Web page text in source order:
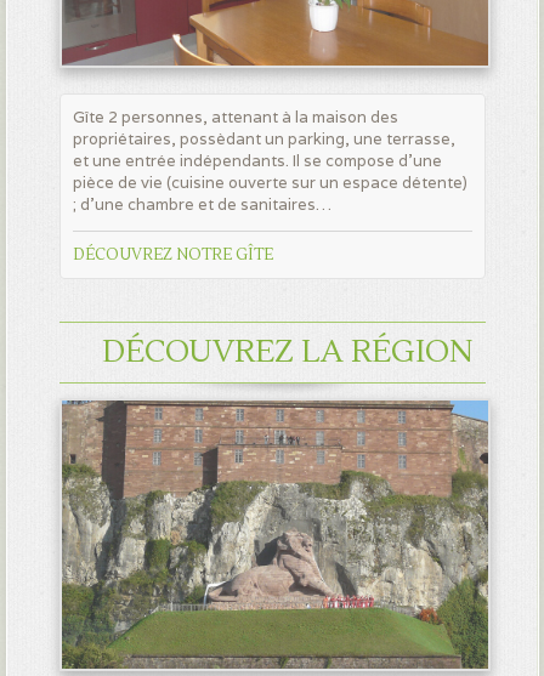
Gîte 2 personnes, attenant à la maison des
propriétaires, possèdant un parking, une terrasse,
et une entrée indépendants. Il se compose d’une
pièce de vie (cuisine ouverte sur un espace détente)
; d’une chambre et de sanitaires…
DÉCOUVREZ NOTRE GÎTE
DÉCOUVREZ LA RÉGION